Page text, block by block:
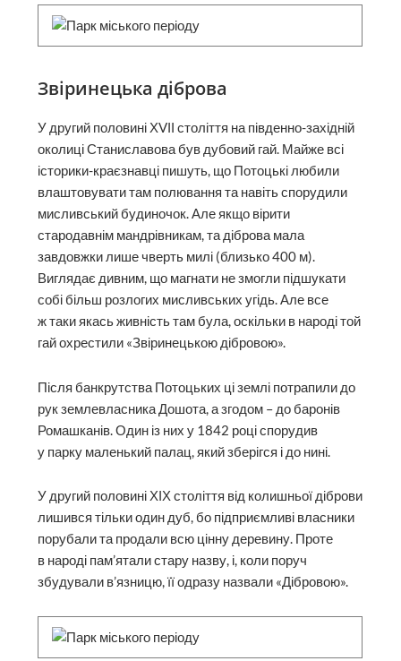
Звіринецька діброва
У другий половині ХVІІ століття на південно-західній
околиці Станиславова був дубовий гай. Майже всі
історики-краєзнавці пишуть, що Потоцькі любили
влаштовувати там полювання та навіть спорудили
мисливський будиночок. Але якщо вірити
стародавнім мандрівникам, та діброва мала
завдовжки лише чверть милі (близько 400 м).
Виглядає дивним, що магнати не змогли підшукати
собі більш розлогих мисливських угідь. Але все
ж таки якась живність там була, оскільки в народі той
гай охрестили «Звіринецькою дібровою».
Після банкрутства Потоцьких ці землі потрапили до
рук землевласника Дошота, а згодом – до баронів
Ромашканів. Один із них у 1842 році спорудив
у парку маленький палац, який зберігся і до нині.
У другий половині ХІХ століття від колишньої діброви
лишився тільки один дуб, бо підприємливі власники
порубали та продали всю цінну деревину. Проте
в народі пам’ятали стару назву, і, коли поруч
збудували в’язницю, її одразу назвали «Дібровою».